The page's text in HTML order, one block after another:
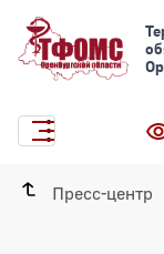
Пресс-центр